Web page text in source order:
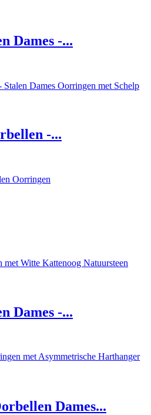
Dames -...
-...
Dames -...
Dames...